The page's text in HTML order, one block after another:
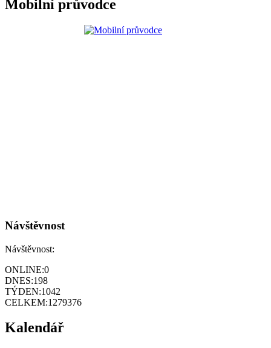
Mobilní průvodce
Návštěvnost
Návštěvnost:
ONLINE:0
DNES:198
TÝDEN:1042
CELKEM:1279376
Kalendář